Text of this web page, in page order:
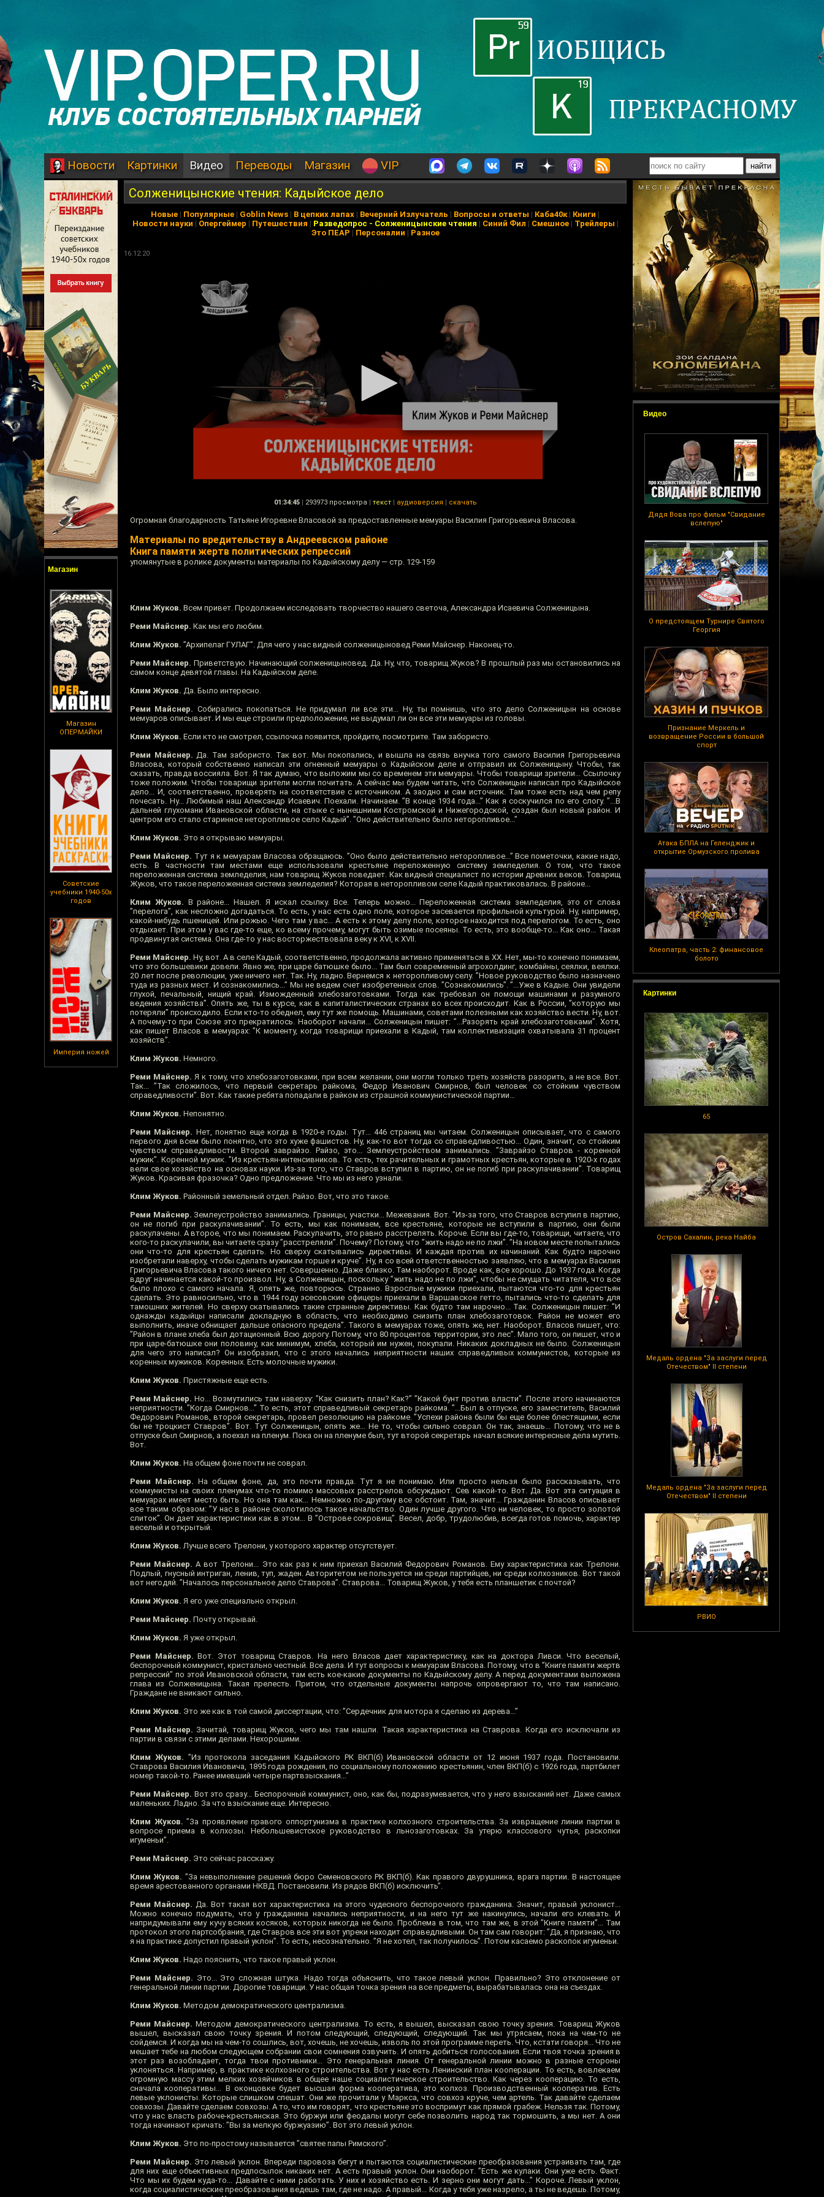
Новости Картинки Видео Переводы Магазин VIP
Магазин
Магазин
ОПЕРМАЙКИ
Советские
учебники 1940-50х
годов
Империя ножей
Видео
Дядя Вова про фильм "Свидание
вслепую"
О предстоящем Турнире Святого
Георгия
Признание Меркель и
возвращение России в большой
спорт
Атака БПЛА на Геленджик и
открытие Ормузского пролива
Клеопатра, часть 2: финансовое
болото
Картинки
65
Остров Сахалин, река Найба
Медаль ордена "За заслуги перед
Отечеством" II степени
Медаль ордена "За заслуги перед
Отечеством" II степени
РВИО
Солженицынские чтения: Кадыйское дело
Новые | Популярные | Goblin News | В цепких лапах | Вечерний Излучатель | Вопросы и ответы | Каба40к| Книги |
Новости науки | Опергеймер | Путешествия | Разведопрос - Солженицынские чтения | Синий Фил | Смешное| Трейлеры |
Это ПЕАР | Персоналии | Разное
16.12.20
01:34:45 | 293973 просмотра | текст | аудиоверсия | скачать
Огромная благодарность Татьяне Игоревне Власовой за предоставленные мемуары Василия Григорьевича Власова.
Материалы по вредительству в Андреевском районе
Книга памяти жертв политических репрессий
упомянутые в ролике документы материалы по Кадыйскому делу — стр. 129-159
Клим Жуков. Всем привет. Продолжаем исследовать творчество нашего светоча, Александра Исаевича Солженицына.
Реми Майснер. Как мы его любим.
Клим Жуков. ”Архипелаг ГУЛАГ”. Для чего у нас видный солженицыновед Реми Майснер. Наконец-то.
Реми Майснер. Приветствую. Начинающий солженицыновед. Да. Ну, что, товарищ Жуков? В прошлый раз мы остановились на
самом конце девятой главы. На Кадыйском деле.
Клим Жуков. Да. Было интересно.
Реми Майснер. Собирались покопаться. Не придумал ли все эти... Ну, ты помнишь, что это дело Солженицын на основе
мемуаров описывает. И мы еще строили предположение, не выдумал ли он все эти мемуары из головы.
Клим Жуков. Если кто не смотрел, ссылочка появится, пройдите, посмотрите. Там забористо.
Реми Майснер. Да. Там забористо. Так вот. Мы покопались, и вышла на связь внучка того самого Василия Григорьевича
Власова, который собственно написал эти огненный мемуары о Кадыйском деле и отправил их Солженицыну. Чтобы, так
сказать, правда воссияла. Вот. Я так думаю, что выложим мы со временем эти мемуары. Чтобы товарищи зрители... Ссылочку
тоже положим. Чтобы товарищи зрители могли почитать. А сейчас мы будем читать, что Солженицын написал про Кадыйское
дело... И, соответственно, проверять на соответствие с источником. А заодно и сам источник. Там тоже есть над чем репу
почесать. Ну... Любимый наш Александр Исаевич. Поехали. Начинаем. ”В конце 1934 года...” Как я соскучился по его слогу. ”...В
дальней глухомани Ивановской области, на стыке с нынешними Костромской и Нижегородской, создан был новый район. И
центром его стало старинное неторопливое село Кадый”. ”Оно действительно было неторопливое...”
Клим Жуков. Это я открываю мемуары.
Реми Майснер. Тут я к мемуарам Власова обращаюсь. ”Оно было действительно неторопливое...” Все пометочки, какие надо,
есть. В частности там местами еще использовали крестьяне переложенную систему земледелия. О том, что такое
переложенная система земледелия, нам товарищ Жуков поведает. Как видный специалист по истории древних веков. Товарищ
Жуков, что такое переложенная система земледелия? Которая в неторопливом селе Кадый практиковалась. В районе...
Клим Жуков. В районе... Нашел. Я искал ссылку. Все. Теперь можно... Переложенная система земледелия, это от слова
”перелога”, как несложно догадаться. То есть, у нас есть одно поле, которое засевается профильной культурой. Ну, например,
какой-нибудь пшеницей. Или рожью. Чего там у вас... А есть к этому делу поле, которое находится под перелогом. То есть, оно
отдыхает. При этом у вас где-то еще, ко всему прочему, могут быть озимые посеяны. То есть, это вообще-то... Как оно... Такая
продвинутая система. Она где-то у нас восторжествовала веку к XVI, к XVII.
Реми Майснер. Ну, вот. А в селе Кадый, соответственно, продолжала активно применяться в XX. Нет, мы-то конечно понимаем,
что это большевики довели. Явно же, при царе батюшке было... Там был современный агрохолдинг, комбайны, сеялки, веялки.
20 лет после революции, уже ничего нет. Так. Ну, ладно. Вернемся к неторопливому селу. ”Новое руководство было назначено
туда из разных мест. И сознакомились...” Мы не ведем счет изобретенных слов. ”Сознакомились”. ”...Уже в Кадые. Они увидели
глухой, печальный, нищий край. Изможденный хлебозаготовками. Тогда как требовал он помощи машинами и разумного
ведения хозяйства”. Опять же, ты в курсе, как в капиталистических странах во всех происходит. Как в России, ”которую мы
потеряли” происходило. Если кто-то обеднел, ему тут же помощь. Машинами, советами полезными как хозяйство вести. Ну, вот.
А почему-то при Союзе это прекратилось. Наоборот начали... Солженицын пишет: ”...Разорять край хлебозаготовками”. Хотя,
как пишет Власов в мемуарах: ”К моменту, когда товарищи приехали в Кадый, там коллективизация охватывала 31 процент
хозяйств”.
Клим Жуков. Немного.
Реми Майснер. Я к тому, что хлебозаготовками, при всем желании, они могли только треть хозяйств разорить, а не все. Вот.
Так... ”Так сложилось, что первый секретарь райкома, Федор Иванович Смирнов, был человек со стойким чувством
справедливости”. Вот. Как такие ребята попадали в райком из страшной коммунистической партии...
Клим Жуков. Непонятно.
Реми Майснер. Нет, понятно еще когда в 1920-е годы. Тут... 446 страниц мы читаем. Солженицын описывает, что с самого
первого дня всем было понятно, что это хуже фашистов. Ну, как-то вот тогда со справедливостью... Один, значит, со стойким
чувством справедливости. Второй заврайзо. Райзо, это... Землеустройством занимались. ”Заврайзо Ставров - коренной
мужик”. Коренной мужик. ”Из крестьян-интенсивников. То есть, тех рачительных и грамотных крестьян, которые в 1920-х годах
вели свое хозяйство на основах науки. Из-за того, что Ставров вступил в партию, он не погиб при раскулачивании”. Товарищ
Жуков. Красивая фразочка? Одно предложение. Что мы из него узнали.
Клим Жуков. Районный земельный отдел. Райзо. Вот, что это такое.
Реми Майснер. Землеустройство занимались. Границы, участки... Межевания. Вот. ”Из-за того, что Ставров вступил в партию,
он не погиб при раскулачивании”. То есть, мы как понимаем, все крестьяне, которые не вступили в партию, они были
раскулачены. А второе, что мы понимаем. Раскулачить, это равно расстрелять. Короче. Если вы где-то, товарищи, читаете, что
кого-то раскулачили, вы читаете сразу ”расстреляли”. Почему? Потому, что ”жить надо не по лжи”. ”На новом месте попытались
они что-то для крестьян сделать. Но сверху скатывались директивы. И каждая против их начинаний. Как будто нарочно
изобретали наверху, чтобы сделать мужикам горше и круче”. Ну, я со всей ответственностью заявляю, что в мемуарах Василия
Григорьевича Власова такого ничего нет. Совершенно. Даже близко. Там наоборот. Вроде как, все хорошо. До 1937 года. Когда
вдруг начинается какой-то произвол. Ну, а Солженицын, поскольку ”жить надо не по лжи”, чтобы не смущать читателя, что все
было плохо с самого начала. Я, опять же, повторюсь. Странно. Взрослые мужики приехали, пытаются что-то для крестьян
сделать. Это равносильно, что в 1944 году эсесовские офицеры приехали в Варшавское гетто, пытались что-то сделать для
тамошних жителей. Но сверху скатывались такие странные директивы. Как будто там нарочно... Так. Солженицын пишет: ”И
однажды кадыйцы написали докладную в область, что необходимо снизить план хлебозаготовок. Район не может его
выполнить, иначе обнищает дальше опасного предела”. Такого в мемуарах тоже, опять же, нет. Наоборот. Власов пишет, что:
”Район в плане хлеба был дотационный. Всю дорогу. Потому, что 80 процентов территории, это лес”. Мало того, он пишет, что и
при царе-батюшке они половину, как минимум, хлеба, который им нужен, покупали. Никаких докладных не было. Солженицын
для чего это написал? Он изобразил, что с этого начались неприятности наших справедливых коммунистов, которые из
коренных мужиков. Коренных. Есть молочные мужики.
Клим Жуков. Пристяжные еще есть.
Реми Майснер. Но... Возмутились там наверху: ”Как снизить план? Как?” ”Какой бунт против власти”. После этого начинаются
неприятности. ”Когда Смирнов...” То есть, этот справедливый секретарь райкома. ”...Был в отпуске, его заместитель, Василий
Федорович Романов, второй секретарь, провел резолюцию на райкоме. ”Успехи района были бы еще более блестящими, если
бы не троцкист Ставров”. Вот. Тут Солженицын, опять же... Не то, чтобы сильно соврал. Он так, знаешь... Потому, что не в
отпуске был Смирнов, а поехал на пленум. Пока он на пленуме был, тут второй секретарь начал всякие интересные дела мутить.
Вот.
Клим Жуков. На общем фоне почти не соврал.
Реми Майснер. На общем фоне, да, это почти правда. Тут я не понимаю. Или просто нельзя было рассказывать, что
коммунисты на своих пленумах что-то помимо массовых расстрелов обсуждают. Сев какой-то. Вот. Да. Вот эта ситуация в
мемуарах имеет место быть. Но она там как... Немножко по-другому все обстоит. Там, значит... Гражданин Власов описывает
все таким образом: ”У нас в районе сколотилось такое начальство. Один лучше другого. Что ни человек, то просто золотой
слиток”. Он дает характеристики как в этом... В ”Острове сокровищ”. Весел, добр, трудолюбив, всегда готов помочь, характер
веселый и открытый.
Клим Жуков. Лучше всего Трелони, у которого характер отсутствует.
Реми Майснер. А вот Трелони... Это как раз к ним приехал Василий Федорович Романов. Ему характеристика как Трелони.
Подлый, гнусный интриган, ленив, туп, жаден. Авторитетом не пользуется ни среди партийцев, ни среди колхозников. Вот такой
вот негодяй. ”Началось персональное дело Ставрова”. Ставрова... Товарищ Жуков, у тебя есть планшетик с почтой?
Клим Жуков. Я его уже специально открыл.
Реми Майснер. Почту открывай.
Клим Жуков. Я уже открыл.
Реми Майснер. Вот. Этот товарищ Ставров. На него Власов дает характеристику, как на доктора Ливси. Что веселый,
беспорочный коммунист, кристально честный. Все дела. И тут вопросы к мемуарам Власова. Потому, что в ”Книге памяти жертв
репрессий” по этой Ивановской области, там есть кое-какие документы по Кадыйскому делу. А перед документами выложена
глава из Солженицына. Такая прелесть. Притом, что отдельные документы напрочь опровергают то, что там написано.
Граждане не вникают сильно.
Клим Жуков. Это же как в той самой диссертации, что: ”Сердечник для мотора я сделаю из дерева...”
Реми Майснер. Зачитай, товарищ Жуков, чего мы там нашли. Такая характеристика на Ставрова. Когда его исключали из
партии в связи с этими делами. Нехорошими.
Клим Жуков. ”Из протокола заседания Кадыйского РК ВКП(б) Ивановской области от 12 июня 1937 года. Постановили.
Ставрова Василия Ивановича, 1895 года рождения, по социальному положению крестьянин, член ВКП(б) с 1926 года, партбилет
номер такой-то. Ранее имевший четыре партвзыскания...”
Реми Майснер. Вот это сразу... Беспорочный коммунист, оно, как бы, подразумевается, что у него взысканий нет. Даже самых
маленьких. Ладно. За что взыскание еще. Интересно.
Клим Жуков. ”За проявление правого оппортунизма в практике колхозного строительства. За извращение линии партии в
вопросе приема в колхозы. Небольшевистское руководство в льнозаготовках. За утерю классового чутья, раскопки
игуменьи”.
Реми Майснер. Это сейчас расскажу.
Клим Жуков. ”За невыполнение решений бюро Семеновского РК ВКП(б). Как правого двурушника, врага партии. В настоящее
время арестованного органами НКВД. Постановили. Из рядов ВКП(б) исключить”.
Реми Майснер. Да. Вот такая вот характеристика на этого чудесного беспорочного гражданина. Значит, правый уклонист...
Можно конечно подумать, что у гражданина начались неприятности, и на него тут же накинулись, начали его клевать. И
напридумывали ему кучу всяких косяков, которых никогда не было. Проблема в том, что там же, в этой ”Книге памяти”... Там
протокол этого партсобрания, где Ставров все эти вот упреки находит справедливыми. Он там сам говорит: ”Да, я признаю, что
я на практике допустил правый уклон”. То есть, несознательно. ”Я не хотел, так получилось”. Потом касаемо раскопок игуменьи.
Клим Жуков. Надо пояснить, что такое правый уклон.
Реми Майснер. Это... Это сложная штука. Надо тогда объяснить, что такое левый уклон. Правильно? Это отклонение от
генеральной линии партии. Дорогие товарищи. У нас общая точка зрения на все предметы, вырабатывалась она на съездах.
Клим Жуков. Методом демократического централизма.
Реми Майснер. Методом демократического централизма. То есть, я вышел, высказал свою точку зрения. Товарищ Жуков
вышел, высказал свою точку зрения. И потом следующий, следующий, следующий. Так мы утрясаем, пока на чем-то не
сойдемся. И когда мы на чем-то сошлись, вот, хочешь, не хочешь, изволь по этой программе переть. Что, кстати говоря... Что не
мешает тебе на любом следующем собрании свои сомнения озвучить. И опять добиться голосования. Если твоя точка зрения в
этот раз возобладает, тогда твои противники... Это генеральная линия. От генеральной линии можно в разные стороны
уклоняться. Например, в практике колхозного строительства. Вот у нас есть Ленинский план кооперации. То есть, вовлекаем
огромную массу этим мелких хозяйчиков в общее наше социалистическое строительство. Как через кооперацию. То есть,
сначала кооперативы... В оконцовке будет высшая форма кооператива, это колхоз. Производственный кооператив. Есть
левые уклонисты. Которые слишком спешат. Они же прочитали у Маркса, что совхоз круче, чем артель. Так давайте сделаем
совхозы. Давайте сделаем совхозы. А то, что им говорят, что крестьяне это воспримут как прямой грабеж. Нельзя так. Потому,
что у нас власть рабоче-крестьянская. Это буржуи или феодалы могут себе позволить народ так тормошить, а мы нет. А они
тогда начинают кричать: ”Вы за мелкую буржуазию”. Вот это левый уклон.
Клим Жуков. Это по-простому называется ”святее папы Римского”.
Реми Майснер. Это левый уклон. Впереди паровоза бегут и пытаются социалистические преобразования устраивать там, где
для них еще объективных предпосылок никаких нет. А есть правый уклон. Они наоборот. ”Есть же кулаки. Они уже есть. Факт.
Что мы их будем куда-то... Давайте с ними работать. У них и хозяйство есть. И зерно они могут дать...” Короче. Левый уклон,
когда социалистические преобразования ведешь там, где не надо. А правый... Когда у тебя уже назрело, а ты не ведешь. Потому,